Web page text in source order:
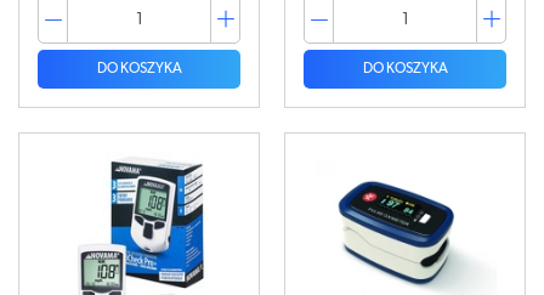
DO KOSZYKA DO KOSZYKA